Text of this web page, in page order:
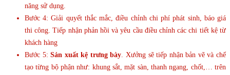
năng sử dụng.
Bước 4: Giải quyết thắc mắc, điều chỉnh chi phí phát sinh, báo giá
thi công. Tiếp nhận phản hồi và yêu cầu điều chỉnh các chi tiết kệ từ
khách hàng
Bước 5:Sản xuất kệ trưng bày. Xưởng sẽ tiếp nhận bản vẽ và chế
tạo từng bộ phận như: khung sắt, mặt sàn, thanh ngang, chốt,… trên